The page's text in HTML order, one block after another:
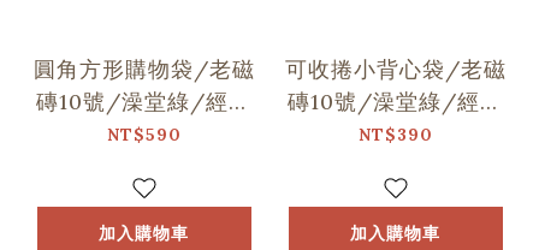
圓角方形購物袋/老磁
磚10號/澡堂綠/經典
新色III
NT$590
加入購物車
可收捲小背心袋/老磁
磚10號/澡堂綠/經典
新色III
NT$390
加入購物車